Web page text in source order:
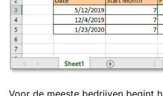
Voor de meeste bedrijven begint